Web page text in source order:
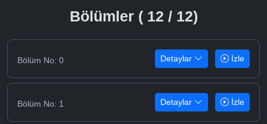
Bölümler ( 12 / 12)
Bölüm No: 0 Detaylar İzle
Bölüm No: 1 Detaylar İzle